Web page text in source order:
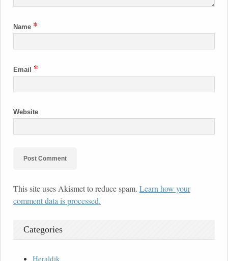
Name *
Email *
Website
This site uses Akismet to reduce spam. Learn how your
comment data is processed.
Categories
Heraldik